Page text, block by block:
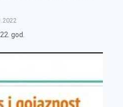
god.